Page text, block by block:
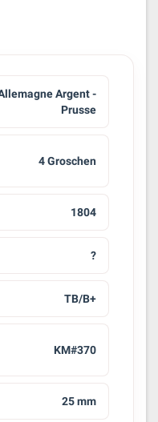
Argent -
Prusse
4 Groschen
1804
?
TB/B+
KM#370
25 mm